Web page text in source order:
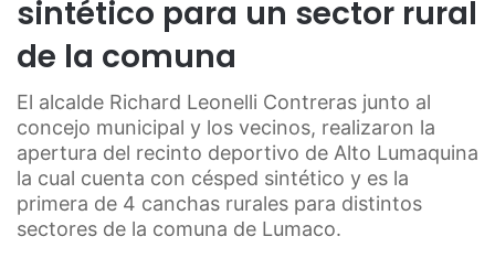
sintético para un sector rural
de la comuna
El alcalde Richard Leonelli Contreras junto al
concejo municipal y los vecinos, realizaron la
apertura del recinto deportivo de Alto Lumaquina
la cual cuenta con césped sintético y es la
primera de 4 canchas rurales para distintos
sectores de la comuna de Lumaco.